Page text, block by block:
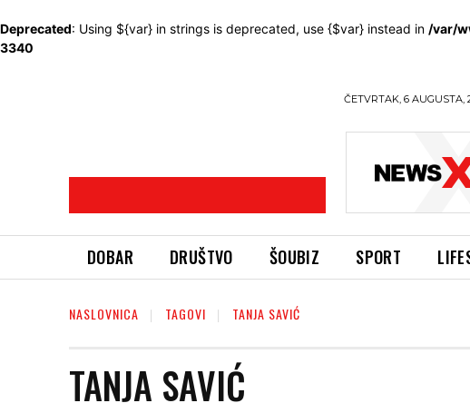
Deprecated: Using ${var} in strings is deprecated, use {$var} instead in /var/
3340
ČETVRTAK, 6 AUGUSTA,
DOBAR DRUŠTVO ŠOUBIZ SPORT
NASLOVNICA TAGOVI TANJA SAVIĆ
TANJA SAVIĆ